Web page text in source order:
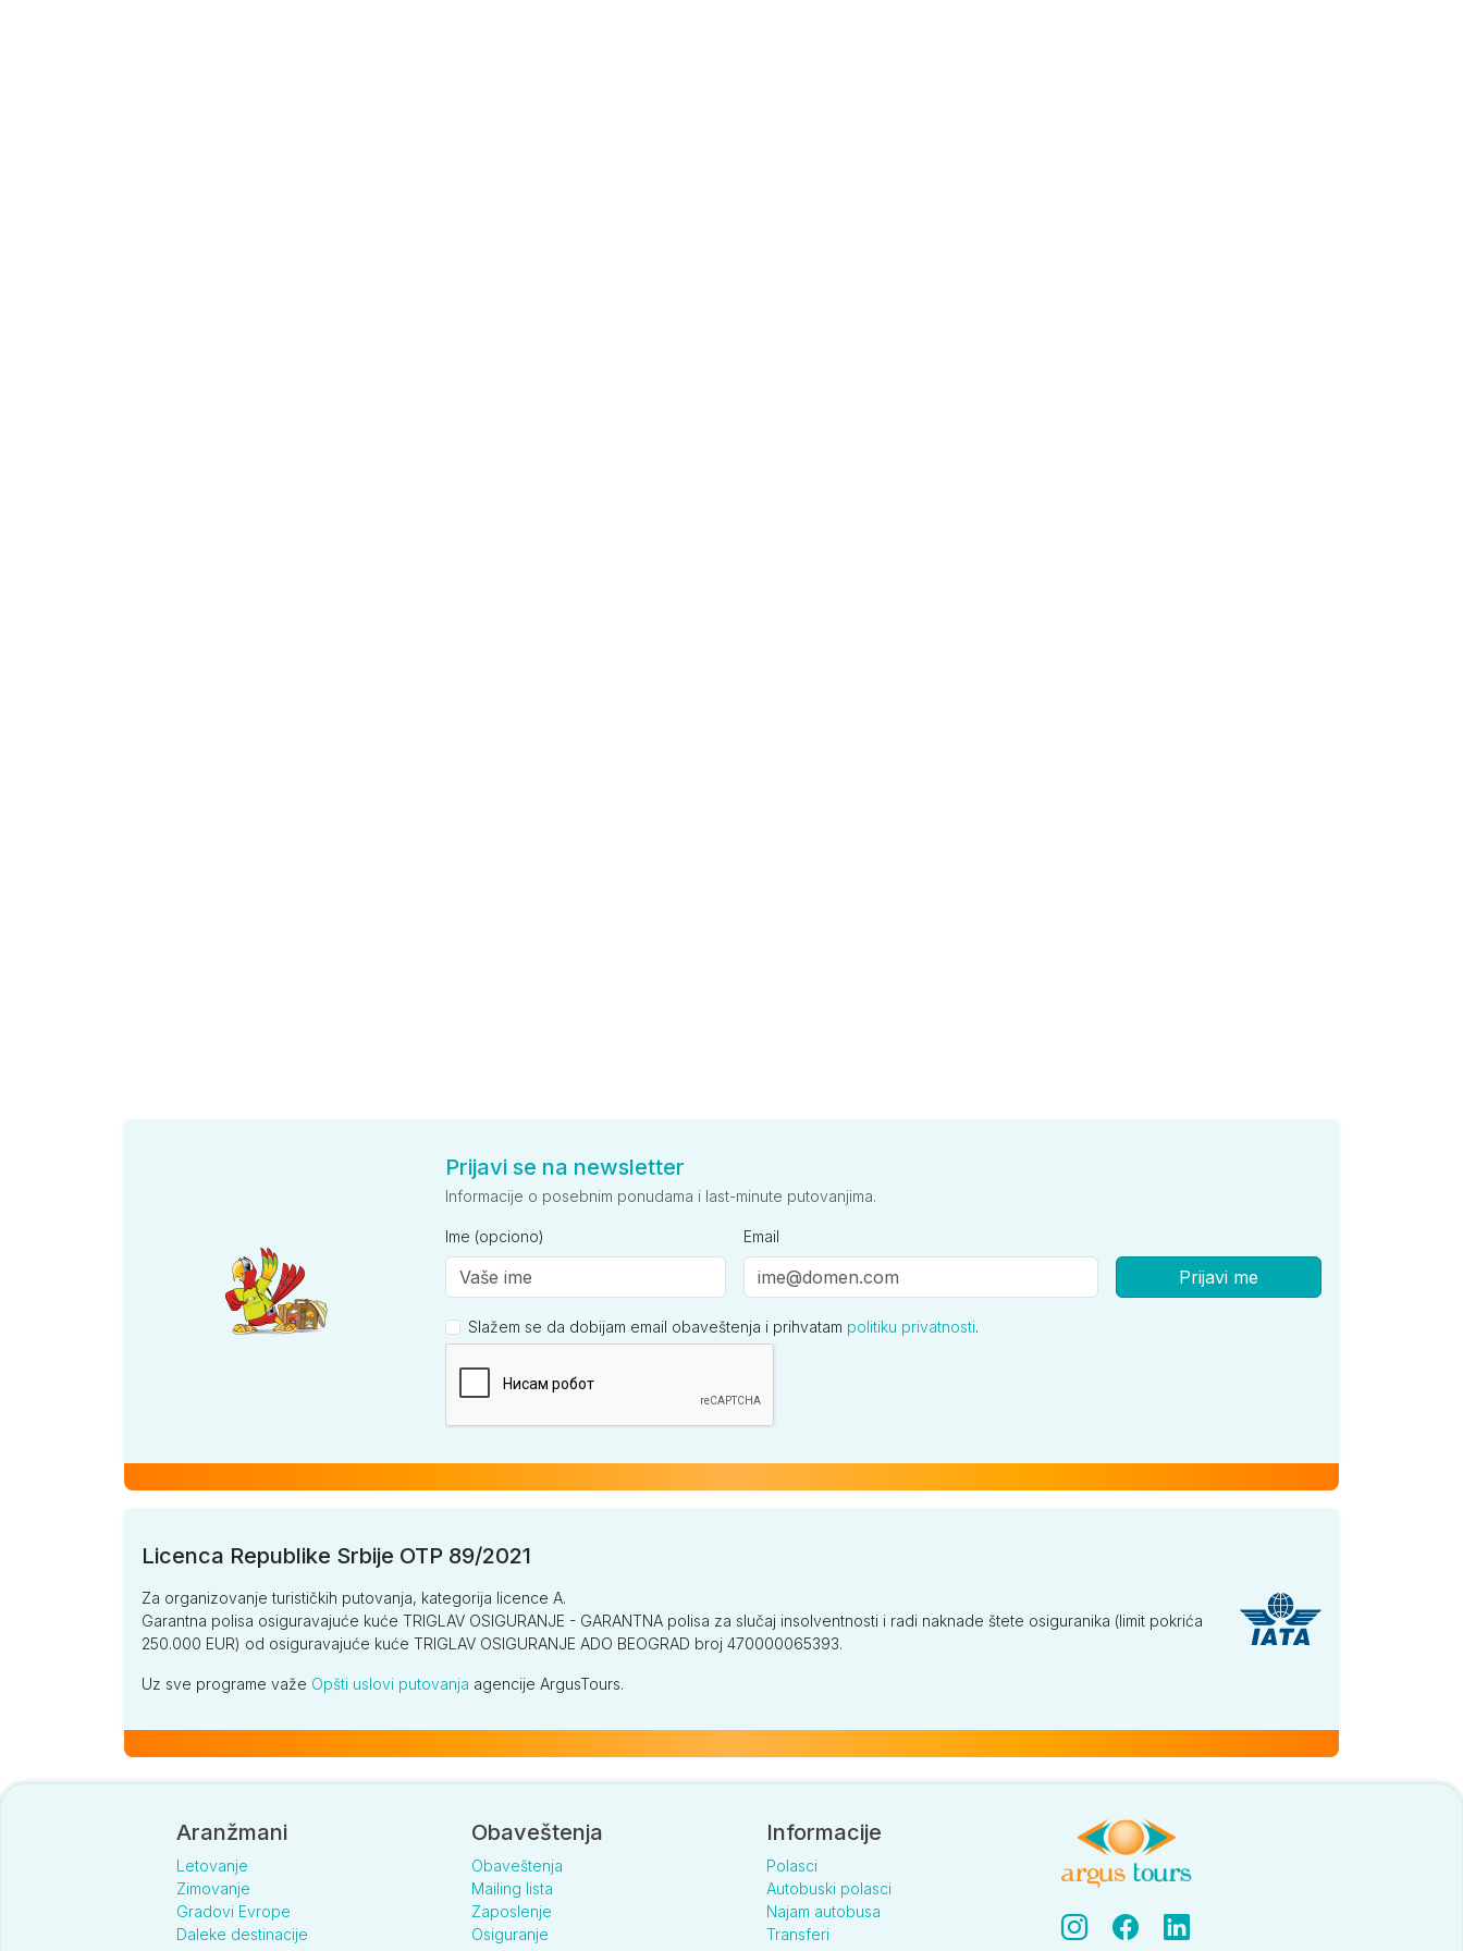
Prijavi se na newsletter
Informacije o posebnim ponudama i last-minute putovanjima.
Ime (opciono) Email
Prijavi me
Slažem se da dobijam email obaveštenja i prihvatam politiku privatnosti.
Licenca Republike Srbije OTP 89/2021
Za organizovanje turističkih putovanja, kategorija licence A.
Garantna polisa osiguravajuće kuće TRIGLAV OSIGURANJE - GARANTNA polisa za slučaj insolventnosti i radi naknade štete osiguranika (limit pokrića
250.000 EUR) od osiguravajuće kuće TRIGLAV OSIGURANJE ADO BEOGRAD broj 470000065393.
Uz sve programe važe Opšti uslovi putovanja agencije ArgusTours.
Aranžmani
Letovanje
Zimovanje
Gradovi Evrope
Daleke destinacije
Obaveštenja
Obaveštenja
Mailing lista
Zaposlenje
Osiguranje
Informacije
Polasci
Autobuski polasci
Najam autobusa
Transferi